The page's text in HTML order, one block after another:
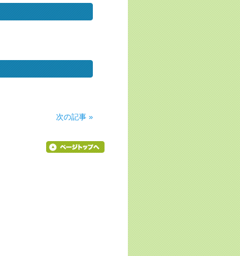
次の記事 »